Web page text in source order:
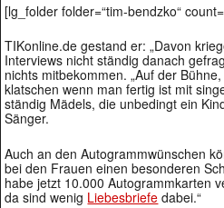
[lg_folder folder=“tim-bendzko“
TIKonline.de gestand er: „Davon
Interviews nicht ständig danach
nichts mitbekommen. „Auf der
klatschen wenn man fertig ist mit
ständig Mädels, die unbedingt ein
Sänger.
Auch an den Autogrammwünschen
bei den Frauen einen besonderen
habe jetzt 10.000 Autogrammkarten
da sind wenig Liebesbriefe dabei.“